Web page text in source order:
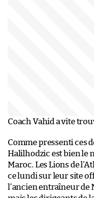
Coach Vahid a vite
Comme pressenti ces
Halilhodzic est bien le
Maroc. Les Lions de
ce lundi sur leur site
l’ancien entraîneur de